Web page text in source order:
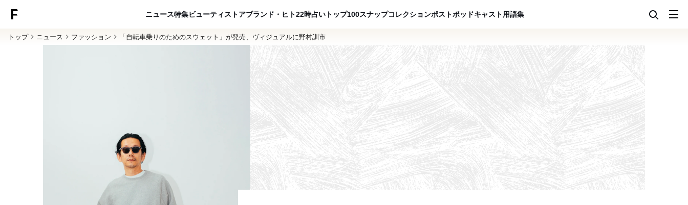
ニュース特集ビューティ ストアブランド・ヒト22時占い トップ100スナップコレクションポストポッドキャスト用語集
トップ ニュース ファッション 「自転車乗りのためのスウェット」が発売、ヴィジュアルに野村訓市